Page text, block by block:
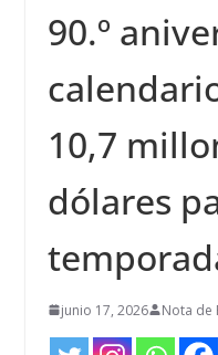
90.º
10,7
dólares
junio 17, 2026 Nota de